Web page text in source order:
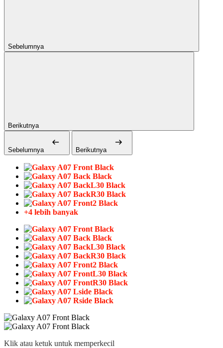
Sebelumnya
Berikutnya
Sebelumnya Berikutnya
+4 lebih banyak
Klik atau ketuk untuk memperkecil